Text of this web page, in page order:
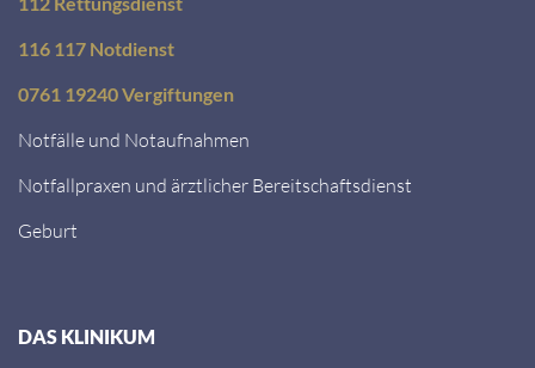
116 117 Notdienst
0761 19240 Vergiftungen
Notfälle und Notaufnahmen
Notfallpraxen und ärztlicher Bereitschaftsdienst
Geburt
DAS KLINIKUM